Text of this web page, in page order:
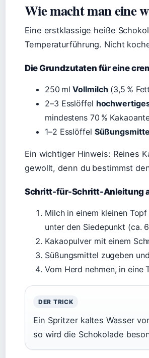
Wie macht man eine
Eine erstklassige heiße
Temperaturführung. Nicht
Die Grundzutaten für eine
250 mlVollmilch (3,5 %
2–3 Esslöffel
mindestens 70 %
1–2 Esslöffel
Ein wichtiger Hinweis: Reines
gewollt, denn du bestimmst
Schritt-für-Schritt-Anleitung
Milch in einem kleinen
unter den Siedepunkt (ca.
Kakaopulver mit einem
Süßungsmittel zugeben
Vom Herd nehmen, in eine
DER TRICK
Ein Spritzer kaltes Wasser
so wird die Schokolade